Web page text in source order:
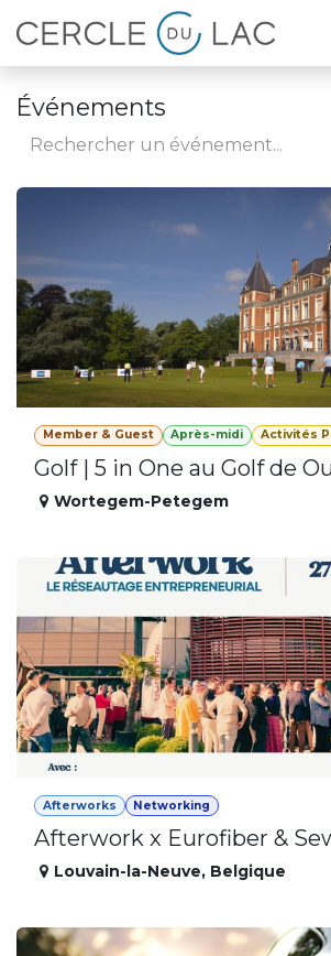
Se rendre au contenu
Événements
Member & Guest Après-midi Activités
Golf | 5 in One au Golf de
Wortegem-Petegem
Afterworks Networking
Afterwork x Eurofiber &
Louvain-la-Neuve, Belgique